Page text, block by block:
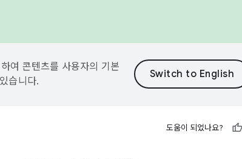
여 콘텐츠를 사용자의 기본
습니다.
도움이 되었나요?